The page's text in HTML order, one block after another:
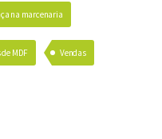
na marcenaria
MDF Vendas